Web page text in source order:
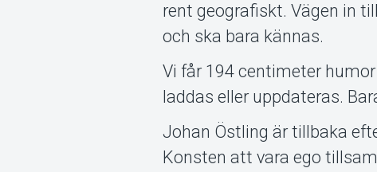
rent geografiskt. Vägen in
och ska bara kännas.
Vi får 194 centimeter
laddas eller uppdateras.
Johan Östling är tillbaka
Konsten att vara ego